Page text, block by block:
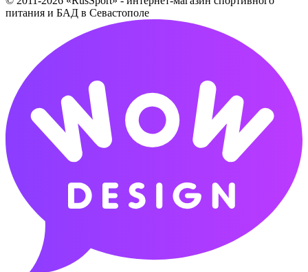
питания и БАД в Севастополе